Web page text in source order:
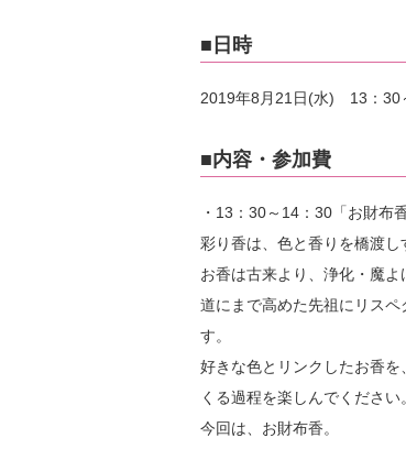
■日時
2019年8月21日(水) 13：30
■内容・参加費
・13：30～14：30「お財布香
彩り香は、色と香りを橋渡し
お香は古来より、浄化・魔
道にまで高めた先祖にリス
す。
好きな色とリンクしたお香
くる過程を楽しんでください。
今回は、お財布香。